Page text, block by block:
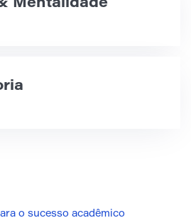
Mentalidade
o sucesso acadêmico